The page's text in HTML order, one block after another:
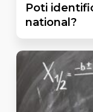
Poti
national?